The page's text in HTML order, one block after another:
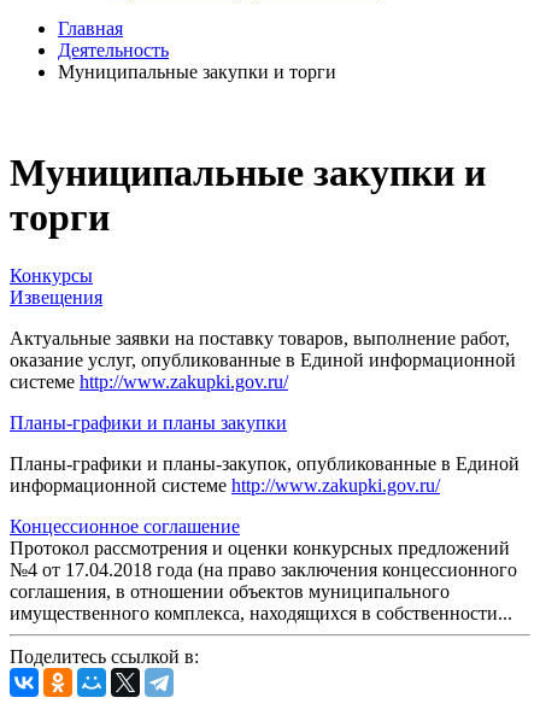
Главная
Деятельность
Муниципальные закупки и торги
Муниципальные закупки и
торги
Конкурсы
Извещения
Актуальные заявки на поставку товаров, выполнение работ,
оказание услуг, опубликованные в Единой информационной
системе http://www.zakupki.gov.ru/
Планы-графики и планы закупки
Планы-графики и планы-закупок, опубликованные в Единой
информационной системе http://www.zakupki.gov.ru/
Концессионное соглашение
Протокол рассмотрения и оценки конкурсных предложений
№4 от 17.04.2018 года (на право заключения концессионного
соглашения, в отношении объектов муниципального
имущественного комплекса, находящихся в собственности...
Поделитесь ссылкой в: